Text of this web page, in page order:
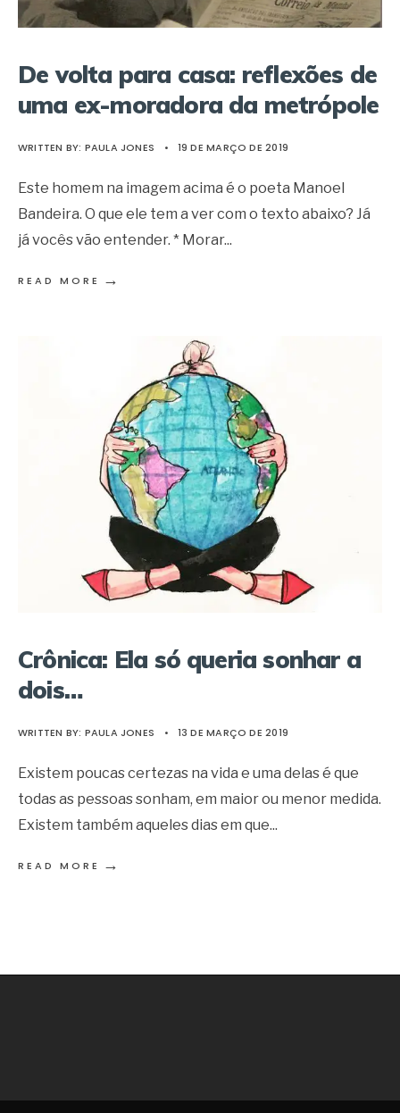
De volta para casa: reflexões de
uma ex-moradora da metrópole
WRITTEN BY: PAULA JONES • 19 DE MARÇO DE 2019
Este homem na imagem acima é o poeta Manoel
Bandeira. O que ele tem a ver com o texto abaixo? Já
já vocês vão entender. * Morar...
READ MORE →
Crônica: Ela só queria sonhar a
dois…
WRITTEN BY: PAULA JONES • 13 DE MARÇO DE 2019
Existem poucas certezas na vida e uma delas é que
todas as pessoas sonham, em maior ou menor medida.
Existem também aqueles dias em que...
READ MORE →